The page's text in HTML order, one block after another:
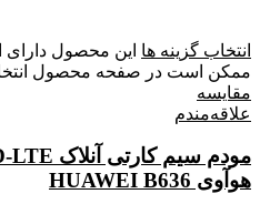
انتخاب گزینه ها این محصول دارای
ممکن است در صفحه محصول
مقایسه
علاقه‌مندم
هوآوی HUAWEI B636